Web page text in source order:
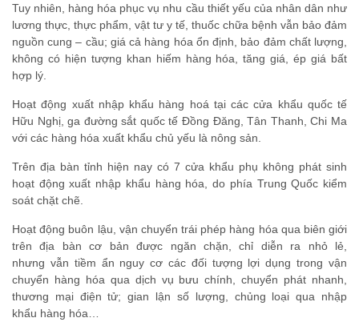
Tuy nhiên, hàng hóa phục vụ nhu cầu thiết yếu của nhân dân như
lương thực, thực phẩm, vật tư y tế, thuốc chữa bệnh vẫn bảo đảm
nguồn cung – cầu; giá cả hàng hóa ổn định, bảo đảm chất lượng,
không có hiện tượng khan hiếm hàng hóa, tăng giá, ép giá bất
hợp lý.
Hoạt động xuất nhập khẩu hàng hoá tại các cửa khẩu quốc tế
Hữu Nghị, ga đường sắt quốc tế Đồng Đăng, Tân Thanh, Chi Ma
với các hàng hóa xuất khẩu chủ yếu là nông sản.
Trên địa bàn tỉnh hiện nay có 7 cửa khẩu phụ không phát sinh
hoạt động xuất nhập khẩu hàng hóa, do phía Trung Quốc kiểm
soát chặt chẽ.
Hoạt động buôn lậu, vận chuyển trái phép hàng hóa qua biên giới
trên địa bàn cơ bản được ngăn chặn, chỉ diễn ra nhỏ lẻ,
nhưng vẫn tiềm ẩn nguy cơ các đối tượng lợi dụng trong vận
chuyển hàng hóa qua dịch vụ bưu chính, chuyển phát nhanh,
thương mại điện tử; gian lận số lượng, chủng loại qua nhập
khẩu hàng hóa…